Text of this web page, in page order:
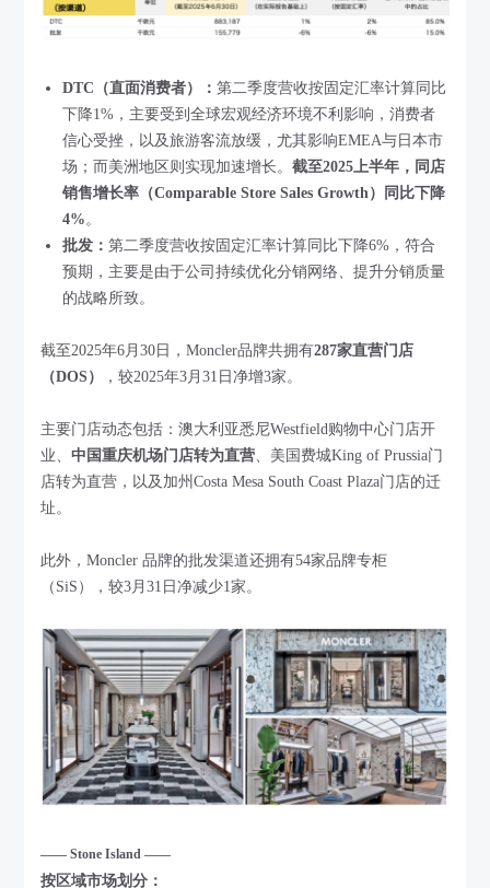
DTC（直面消费者）：第二季度营收按固定汇率计算同比
下降1%，主要受到全球宏观经济环境不利影响，消费者
信心受挫，以及旅游客流放缓，尤其影响EMEA与日本市
场；而美洲地区则实现加速增长。截至2025上半年，同店
销售增长率（Comparable Store Sales Growth）同比下降
4%。
批发：第二季度营收按固定汇率计算同比下降6%，符合
预期，主要是由于公司持续优化分销网络、提升分销质量
的战略所致。
截至2025年6月30日，Moncler品牌共拥有287家直营门店
（DOS）
，较2025年3月31日净增3家。
主要门店动态包括：澳大利亚悉尼Westfield购物中心门店开
业、中国重庆机场门店转为直营、美国费城King of Prussia门
店转为直营，以及加州Costa Mesa South Coast Plaza门店的迁
址。
此外，Moncler 品牌的批发渠道还拥有54家品牌专柜
（SiS），较3月31日净减少1家。
—— Stone Island ——
按区域市场划分：